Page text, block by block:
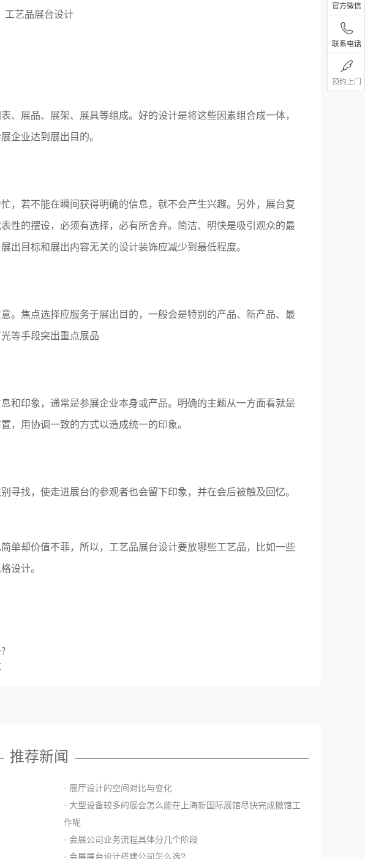
工艺品展台设计
展品、展架、展具等组成。好的设计是将这些因素组合成一体，
企业达到展出目的。
若不能在瞬间获得明确的信息，就不会产生兴趣。另外，展台复
性的摆设，必须有选择，必有所舍弃。简洁、明快是吸引观众的最
出目标和展出内容无关的设计装饰应减少到最低程度。
焦点选择应服务于展出目的，一般会是特别的产品、新产品、最
等手段突出重点展品
印象，通常是参展企业本身或产品。明确的主题从一方面看就是
，用协调一致的方式以造成统一的印象。
找，使走进展台的参观者也会留下印象，并在会后被触及回忆。
却价值不菲，所以，工艺品展台设计要放哪些工艺品，比如一些
设计。
推荐新闻
· 展厅设计的空间对比与变化
· 大型设备较多的展会怎么能在上海新国际展馆尽快完成撤馆工
作呢
· 会展公司业务流程具体分几个阶段
· 会展展台设计搭建公司怎么选?
官方微信
联系电话
预约上门